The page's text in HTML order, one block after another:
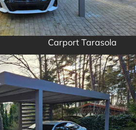
Carport Tarasola